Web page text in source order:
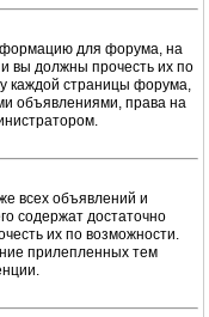
для форума, на
вы должны прочесть их по
каждой страницы форума,
объявлениями, права на
всех объявлений и
содержат достаточно
их по возможности.
прилепленных тем